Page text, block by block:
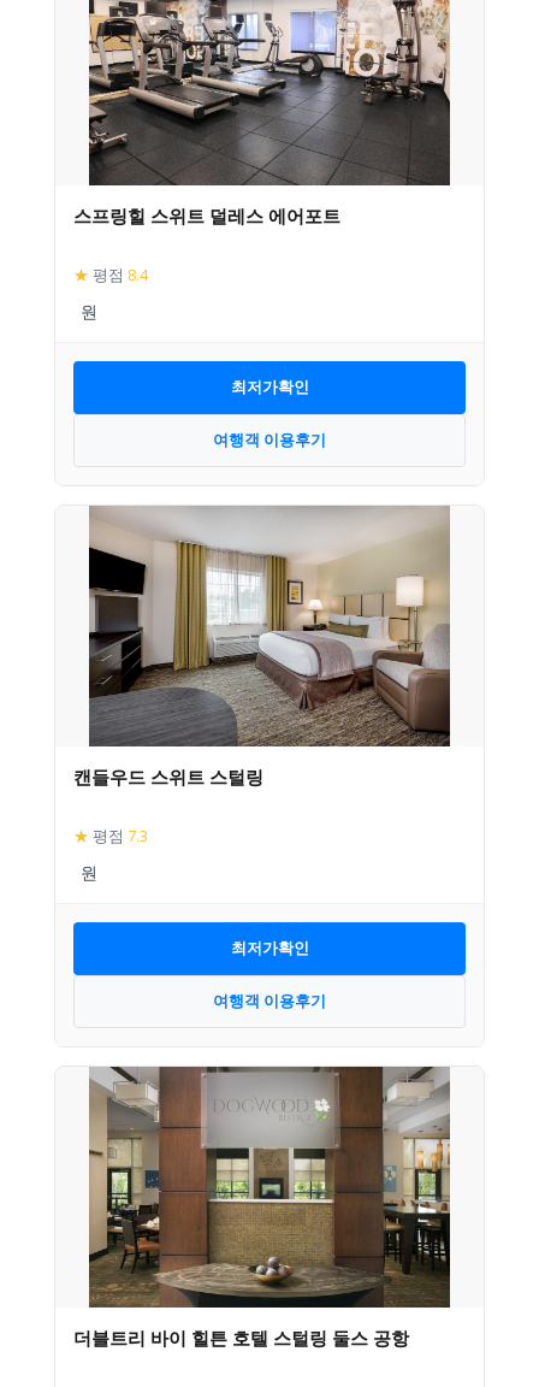
스프링힐 스위트 덜레스 에어포트
★ 평점 8.4
최저가확인
여행객 이용후기
캔들우드 스위트 스털링
★ 평점 7.3
최저가확인
여행객 이용후기
더블트리 바이 힐튼 호텔 스털링 둘스 공항